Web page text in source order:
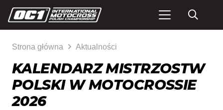
Strona główna Aktualności
KALENDARZ MISTRZOSTW
POLSKI W MOTOCROSSIE
2026